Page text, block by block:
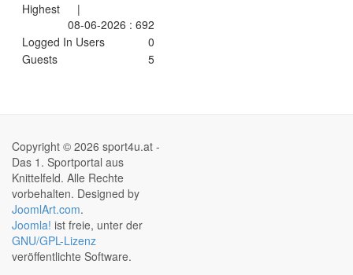
Highest
|
08-06-2026 : 692
Logged In Users
0
Guests
5
Copyright © 2026 sport4u.at -
Das 1. Sportportal aus
Knittelfeld. Alle Rechte
vorbehalten. Designed by
JoomlArt.com.
Joomla! ist freie, unter der
GNU/GPL-Lizenz
veröffentlichte Software.